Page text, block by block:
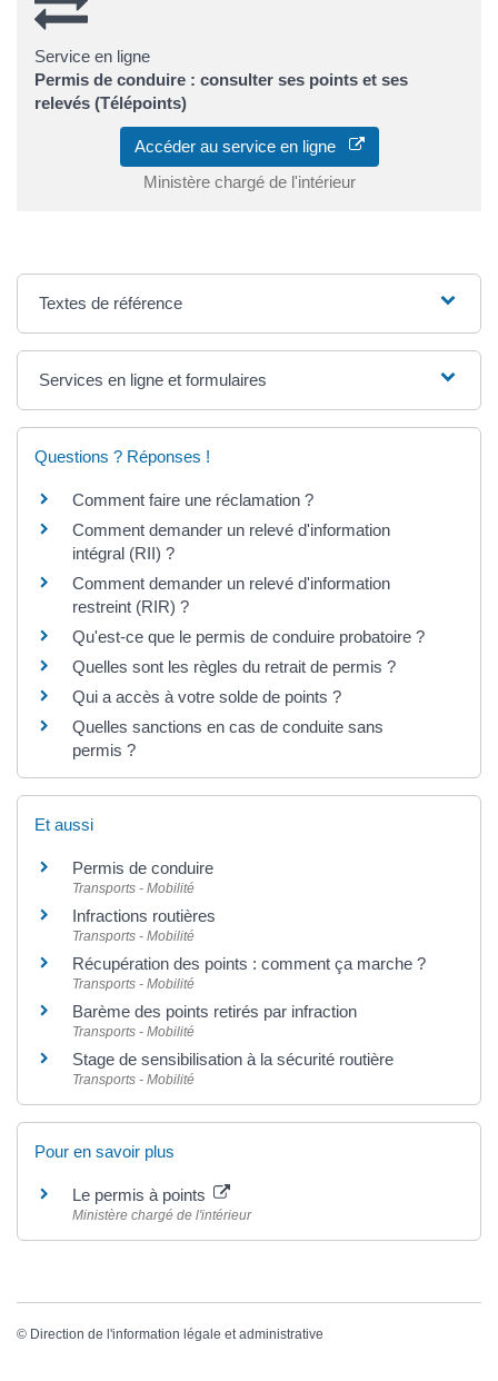
Service en ligne
Permis de conduire : consulter ses points et ses
relevés (Télépoints)
Accéder au service en ligne
Ministère chargé de l'intérieur
Textes de référence
Services en ligne et formulaires
Questions ? Réponses !
Comment faire une réclamation ?
Comment demander un relevé d'information
intégral (RII) ?
Comment demander un relevé d'information
restreint (RIR) ?
Qu'est-ce que le permis de conduire probatoire ?
Quelles sont les règles du retrait de permis ?
Qui a accès à votre solde de points ?
Quelles sanctions en cas de conduite sans
permis ?
Et aussi
Permis de conduire
Transports - Mobilité
Infractions routières
Transports - Mobilité
Récupération des points : comment ça marche ?
Transports - Mobilité
Barème des points retirés par infraction
Transports - Mobilité
Stage de sensibilisation à la sécurité routière
Transports - Mobilité
Pour en savoir plus
Le permis à points
Ministère chargé de l'intérieur
© Direction de l'information légale et administrative